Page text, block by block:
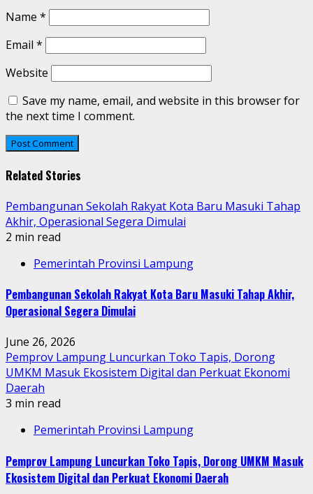
Name *
Email *
Website
Save my name, email, and website in this browser for
the next time I comment.
Related Stories
Pembangunan Sekolah Rakyat Kota Baru Masuki Tahap
Akhir, Operasional Segera Dimulai
2 min read
Pemerintah Provinsi Lampung
Pembangunan Sekolah Rakyat Kota Baru Masuki Tahap Akhir,
Operasional Segera Dimulai
June 26, 2026
Pemprov Lampung Luncurkan Toko Tapis, Dorong
UMKM Masuk Ekosistem Digital dan Perkuat Ekonomi
Daerah
3 min read
Pemerintah Provinsi Lampung
Pemprov Lampung Luncurkan Toko Tapis, Dorong UMKM Masuk
Ekosistem Digital dan Perkuat Ekonomi Daerah